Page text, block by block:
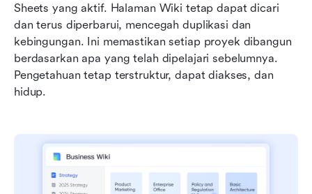
Sheets yang aktif. Halaman Wiki tetap dapat dicari
dan terus diperbarui, mencegah duplikasi dan
kebingungan. Ini memastikan setiap proyek dibangun
berdasarkan apa yang telah dipelajari sebelumnya.
Pengetahuan tetap terstruktur, dapat diakses, dan
hidup.